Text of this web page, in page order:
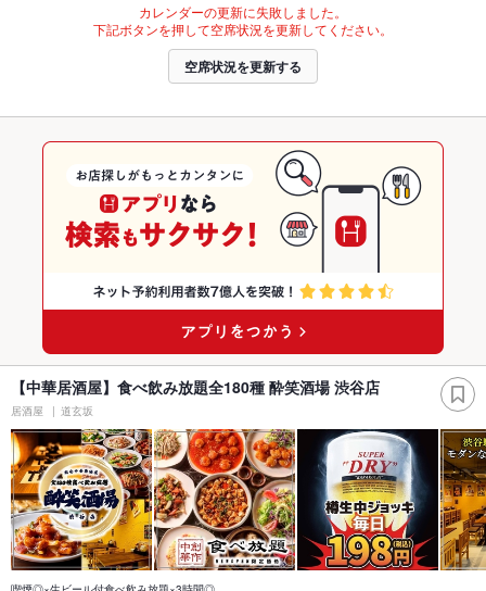
カレンダーの更新に失敗しました。
下記ボタンを押して空席状況を更新してください。
空席状況を更新する
【中華居酒屋】食べ飲み放題全180種 酔笑酒場 渋谷店
居酒屋 道玄坂